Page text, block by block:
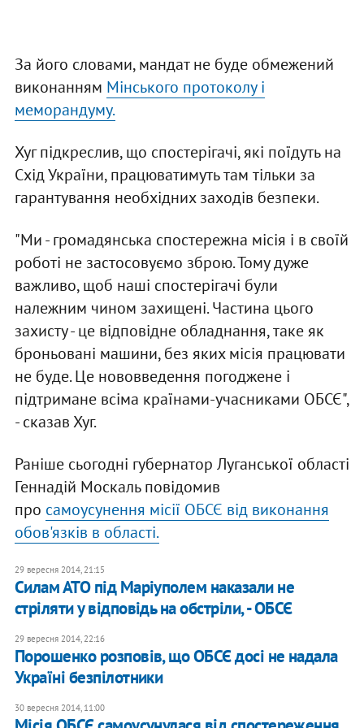
За його словами, мандат не буде обмежений
виконанням Мінського протоколу і
меморандуму.
Хуг підкреслив, що спостерігачі, які поїдуть на
Схід України, працюватимуть там тільки за
гарантування необхідних заходів безпеки.
"Ми - громадянська спостережна місія і в своїй
роботі не застосовуємо зброю. Тому дуже
важливо, щоб наші спостерігачі були
належним чином захищені. Частина цього
захисту - це відповідне обладнання, таке як
броньовані машини, без яких місія працювати
не буде. Це нововведення погоджене і
підтримане всіма країнами-учасниками ОБСЄ",
- сказав Хуг.
Раніше сьогодні губернатор Луганської області
Геннадій Москаль повідомив
про самоусунення місії ОБСЄ від виконання
обов'язків в області.
29 вересня 2014, 21:15
Силам АТО під Маріуполем наказали не
стріляти у відповідь на обстріли, - ОБСЄ
29 вересня 2014, 22:16
Порошенко розповів, що ОБСЄ досі не надала
Україні безпілотники
30 вересня 2014, 11:00